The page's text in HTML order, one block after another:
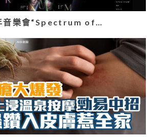
音樂會“Spectrum of…